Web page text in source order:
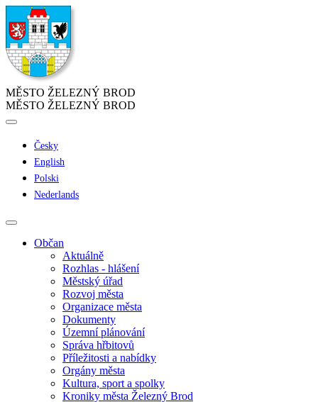
MĚSTO ŽELEZNÝ BROD
MĚSTO ŽELEZNÝ BROD
Česky
English
Polski
Nederlands
Občan
Aktuálně
Rozhlas - hlášení
Městský úřad
Rozvoj města
Organizace města
Dokumenty
Územní plánování
Správa hřbitovů
Příležitosti a nabídky
Orgány města
Kultura, sport a spolky
Kroniky města Železný Brod